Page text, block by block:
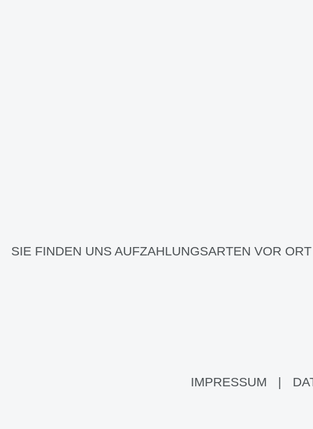
SIE FINDEN UNS AUFZAHLUNGSARTEN VOR ORT
IMPRESSUM